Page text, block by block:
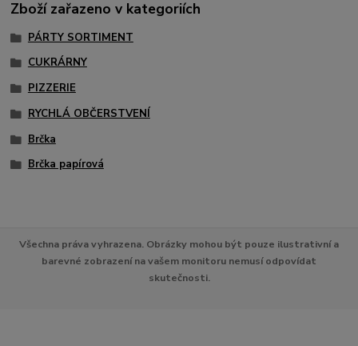
Zboží zařazeno v kategoriích
PÁRTY SORTIMENT
CUKRÁRNY
PIZZERIE
RYCHLÁ OBČERSTVENÍ
Brčka
Brčka papírová
Všechna práva vyhrazena. Obrázky mohou být pouze ilustrativní a
barevné zobrazení na vašem monitoru nemusí odpovídat
skutečnosti.